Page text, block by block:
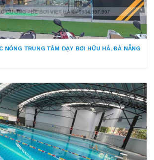
NÓNG TRUNG TÂM DẠY BƠI HỮU HÀ, ĐÀ NẴNG